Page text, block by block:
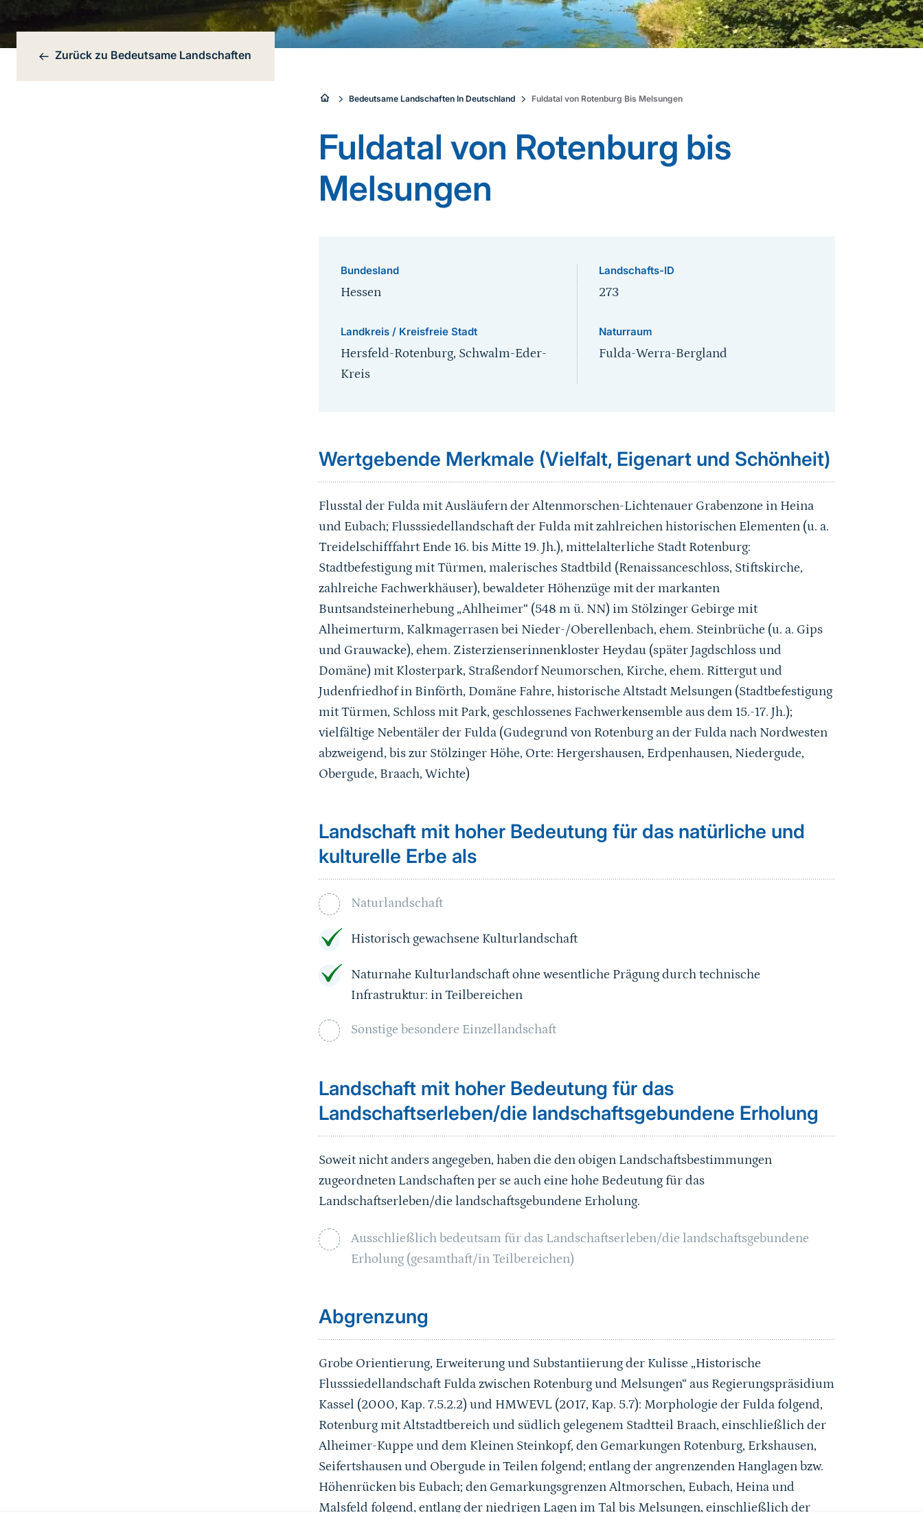
Bereichsnavigation
Zurück zu Bedeutsame Landschaften
Sie
sind
hier:
Bedeutsame Landschaften In Deutschland Fuldatal von Rotenburg Bis Melsungen
Fuldatal von Rotenburg bis
Melsungen
Bundesland
Hessen
Landkreis / Kreisfreie Stadt
Hersfeld-Rotenburg, Schwalm-Eder-
Kreis
Landschafts-ID
273
Naturraum
Fulda-Werra-Bergland
Wertgebende Merkmale (Vielfalt, Eigenart und Schönheit)
Flusstal der Fulda mit Ausläufern der Altenmorschen-Lichtenauer Grabenzone in Heina
und Eubach; Flusssiedellandschaft der Fulda mit zahlreichen historischen Elementen (u. a.
Treidelschifffahrt Ende 16. bis Mitte 19. Jh.), mittelalterliche Stadt Rotenburg:
Stadtbefestigung mit Türmen, malerisches Stadtbild (Renaissanceschloss, Stiftskirche,
zahlreiche Fachwerkhäuser), bewaldeter Höhenzüge mit der markanten
Buntsandsteinerhebung „Ahlheimer“ (548 m ü. NN) im Stölzinger Gebirge mit
Alheimerturm, Kalkmagerrasen bei Nieder-/Oberellenbach, ehem. Steinbrüche (u. a. Gips
und Grauwacke), ehem. Zisterzienserinnenkloster Heydau (später Jagdschloss und
Domäne) mit Klosterpark, Straßendorf Neumorschen, Kirche, ehem. Rittergut und
Judenfriedhof in Binförth, Domäne Fahre, historische Altstadt Melsungen (Stadtbefestigung
mit Türmen, Schloss mit Park, geschlossenes Fachwerkensemble aus dem 15.-17. Jh.);
vielfältige Nebentäler der Fulda (Gudegrund von Rotenburg an der Fulda nach Nordwesten
abzweigend, bis zur Stölzinger Höhe, Orte: Hergershausen, Erdpenhausen, Niedergude,
Obergude, Braach, Wichte)
Landschaft mit hoher Bedeutung für das natürliche und
kulturelle Erbe als
Naturlandschaft
Historisch gewachsene Kulturlandschaft
Naturnahe Kulturlandschaft ohne wesentliche Prägung durch technische
Infrastruktur: in Teilbereichen
Sonstige besondere Einzellandschaft
Landschaft mit hoher Bedeutung für das
Landschaftserleben/die landschaftsgebundene Erholung
Soweit nicht anders angegeben, haben die den obigen Landschaftsbestimmungen
zugeordneten Landschaften per se auch eine hohe Bedeutung für das
Landschaftserleben/die landschaftsgebundene Erholung.
Ausschließlich bedeutsam für das Landschaftserleben/die landschaftsgebundene
Erholung (gesamthaft/in Teilbereichen)
Sprungmarke
Abgrenzung
Grobe Orientierung, Erweiterung und Substantiierung der Kulisse „Historische
Flusssiedellandschaft Fulda zwischen Rotenburg und Melsungen“ aus Regierungspräsidium
Kassel (2000, Kap. 7.5.2.2) und HMWEVL (2017, Kap. 5.7): Morphologie der Fulda folgend,
Rotenburg mit Altstadtbereich und südlich gelegenem Stadtteil Braach, einschließlich der
Alheimer-Kuppe und dem Kleinen Steinkopf, den Gemarkungen Rotenburg, Erkshausen,
Seifertshausen und Obergude in Teilen folgend; entlang der angrenzenden Hanglagen bzw.
Höhenrücken bis Eubach; den Gemarkungsgrenzen Altmorschen, Eubach, Heina und
Malsfeld folgend, entlang der niedrigen Lagen im Tal bis Melsungen, einschließlich der